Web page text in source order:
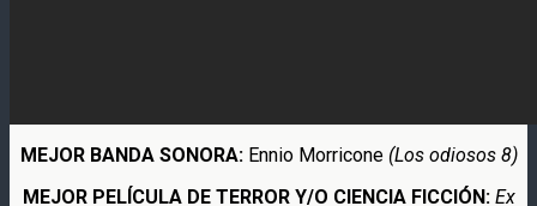
MEJOR BANDA SONORA: Ennio Morricone(Los odiosos 8)
MEJOR PELÍCULA DE TERROR Y/O CIENCIA FICCIÓN: Ex